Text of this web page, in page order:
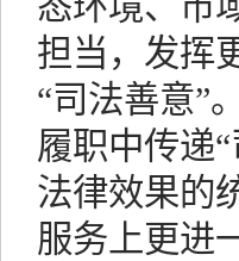
担当，发挥
“司法善意”
履职中传递
法律效果的
服务上更进